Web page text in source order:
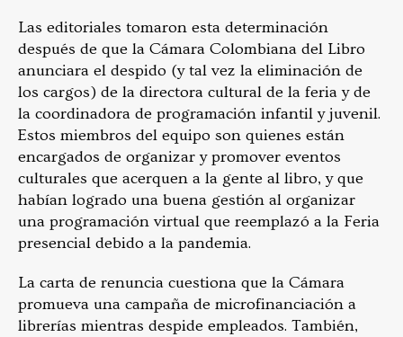
Las editoriales tomaron esta determinación
después de que la Cámara Colombiana del Libro
anunciara el despido (y tal vez la eliminación de
los cargos) de la directora cultural de la feria y de
la coordinadora de programación infantil y juvenil.
Estos miembros del equipo son quienes están
encargados de organizar y promover eventos
culturales que acerquen a la gente al libro, y que
habían logrado una buena gestión al organizar
una programación virtual que reemplazó a la Feria
presencial debido a la pandemia.
La carta de renuncia cuestiona que la Cámara
promueva una campaña de microfinanciación a
librerías mientras despide empleados. También,